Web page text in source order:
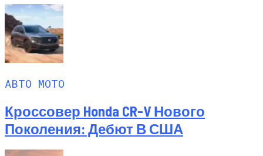
АВТО МОТО
Кроссовер Honda CR-V Нового
Поколения: Дебют В США